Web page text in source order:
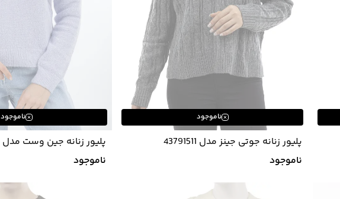
ناموجود
پلیور زنانه جوتی جینز مدل 43791511
ناموجود
ناموجود
پلیور زنانه جین وست مدل 24291510
ناموجود